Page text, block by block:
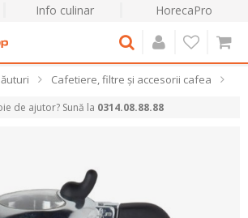
Info culinar HorecaPro
Cafetiere, filtre și accesorii cafea
de ajutor? Sună la 0314.08.88.88